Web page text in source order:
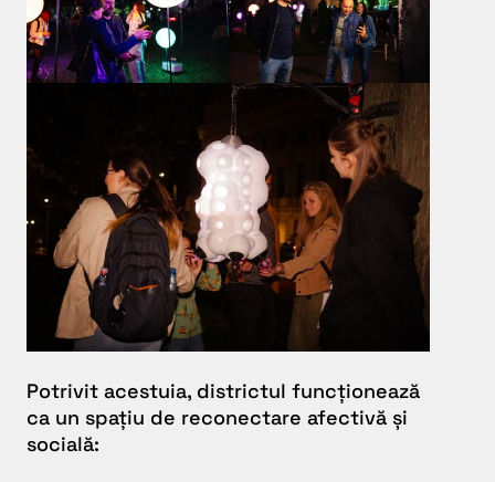
Potrivit acestuia, districtul funcționează
ca un spațiu de reconectare afectivă și
socială: